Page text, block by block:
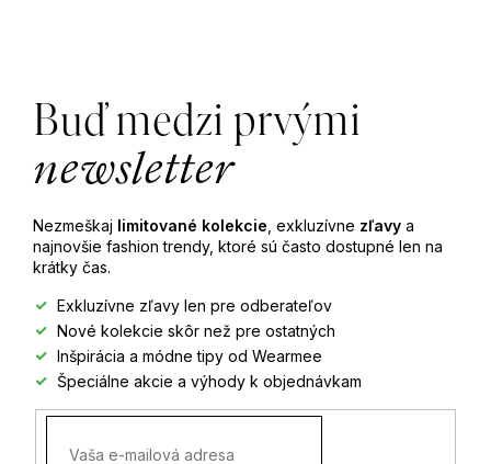
Buď medzi prvými
newsletter
Nezmeškaj limitované kolekcie , exkluzívne zľavy a
najnovšie fashion trendy, ktoré sú často dostupné len na
krátky čas.
Exkluzívne zľavy len pre odberateľov
Nové kolekcie skôr než pre ostatných
Inšpirácia a módne tipy od Wearmee
Špeciálne akcie a výhody k objednávkam